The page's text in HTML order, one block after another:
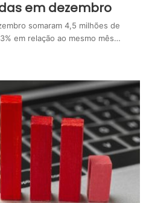
em dezembro
somaram 4,5 milhões de
em relação ao mesmo mês…